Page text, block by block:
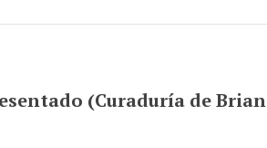
(Curaduría de Brian